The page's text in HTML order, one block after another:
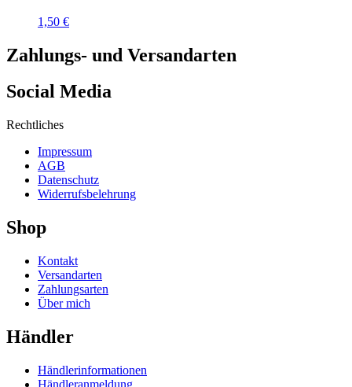
1,50 €
Zahlungs- und Versandarten
Social Media
Rechtliches
Impressum
AGB
Datenschutz
Widerrufsbelehrung
Shop
Kontakt
Versandarten
Zahlungsarten
Über mich
Händler
Händlerinformationen
Händleranmeldung